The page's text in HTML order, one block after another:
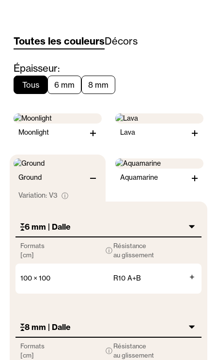
Toutes les couleursDécors
Épaisseur:
Tous 6 mm 8 mm
Moonlight Lava
Ground
Variation: V3 ⓘ
6 mm | Dalle
Formats
[cm]
Résistance
au glissement
ⓘ
100 × 100 R10 A+B +
8 mm | Dalle
Formats
[cm]
Résistance
au glissement
ⓘ
Aquamarine